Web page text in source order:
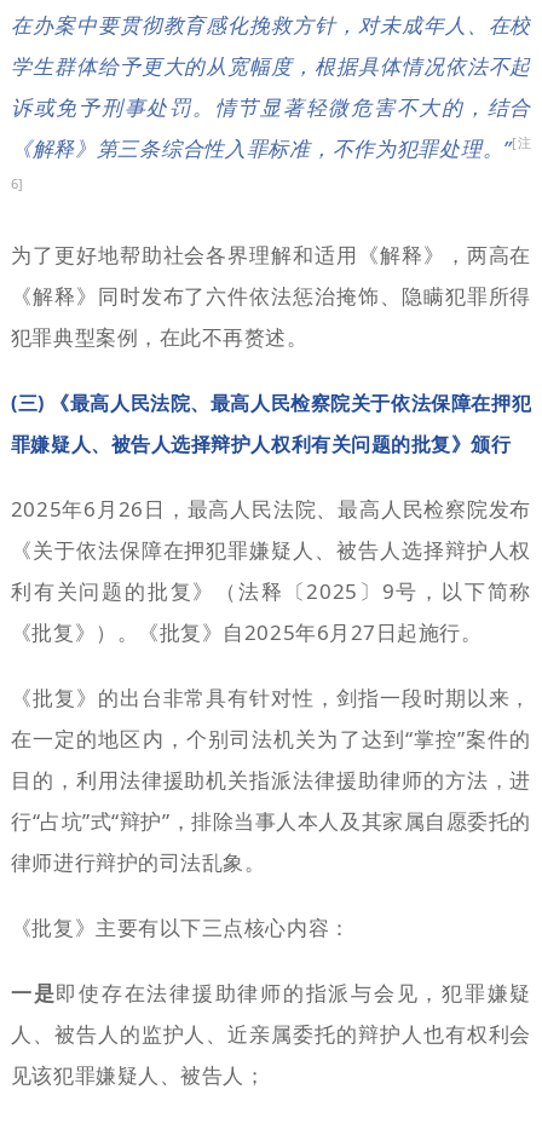
在办案中要贯彻教育感化挽救方针，对未成年人、在校
学生群体给予更大的从宽幅度，根据具体情况依法不起
诉或免予刑事处罚。情节显著轻微危害不大的，结合
《解释》第三条综合性入罪标准，不作为犯罪处理。”[注
6]
为了更好地帮助社会各界理解和适用《解释》，两高在
《解释》同时发布了六件依法惩治掩饰、隐瞒犯罪所得
犯罪典型案例，在此不再赘述。
(三) 《最高人民法院、最高人民检察院关于依法保障在押犯
罪嫌疑人、被告人选择辩护人权利有关问题的批复》颁行
2025年6月26日，最高人民法院、最高人民检察院发布
《关于依法保障在押犯罪嫌疑人、被告人选择辩护人权
利有关问题的批复》（法释〔2025〕9号，以下简称
《批复》）。《批复》自2025年6月27日起施行。
《批复》的出台非常具有针对性，剑指一段时期以来，
在一定的地区内，个别司法机关为了达到“掌控”案件的
目的，利用法律援助机关指派法律援助律师的方法，进
行“占坑”式“辩护”，排除当事人本人及其家属自愿委托的
律师进行辩护的司法乱象。
《批复》主要有以下三点核心内容：
一是即使存在法律援助律师的指派与会见，犯罪嫌疑
人、被告人的监护人、近亲属委托的辩护人也有权利会
见该犯罪嫌疑人、被告人；